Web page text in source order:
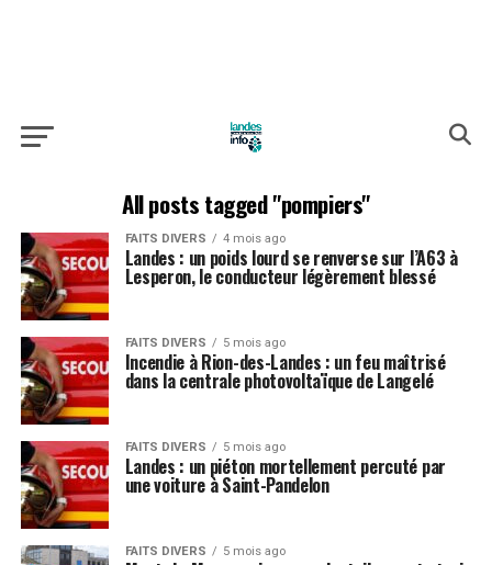
All posts tagged "pompiers"
FAITS DIVERS 4 mois ago
Landes : un poids lourd se renverse sur l’A63 à
Lesperon, le conducteur légèrement blessé
FAITS DIVERS 5 mois ago
Incendie à Rion-des-Landes : un feu maîtrisé
dans la centrale photovoltaïque de Langelé
FAITS DIVERS 5 mois ago
Landes : un piéton mortellement percuté par
une voiture à Saint-Pandelon
FAITS DIVERS 5 mois ago